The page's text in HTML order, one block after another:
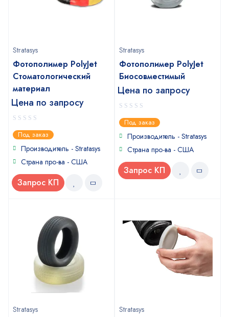
Stratasys
Фотополимер PolyJet
Стоматологический
материал
Цена по запросу
0
out
of
Под заказ
Производитель - Stratasys
Страна про-ва - США
Запрос КП
Stratasys
Фотополимер PolyJet
Биосовместимый
Цена по запросу
0
out
of
Под заказ
Производитель - Stratasys
Страна про-ва - США
Запрос КП
Stratasys Stratasys